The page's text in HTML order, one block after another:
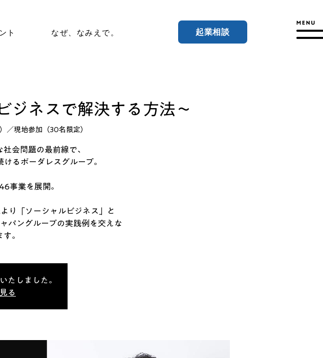
ト なぜ、なみえで。 起業相談
ジネスで解決する方法～
／現地参加（30名限定）
会問題の最前線で、
るボーダレスグループ。
事業を展開。
り「ソーシャルビジネス」と
パングループの実践例を交えな
。
たしました。
る